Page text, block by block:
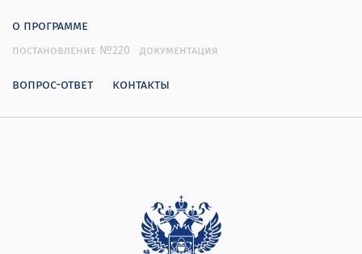
о программе
постановление №220 документация
вопрос-ответ контакты